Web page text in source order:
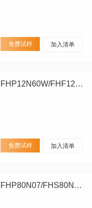
免费试样 加入清单
FHP12N60W/FHF12N60W
免费试样 加入清单
FHP80N07/FHS80N07/FHD80N07